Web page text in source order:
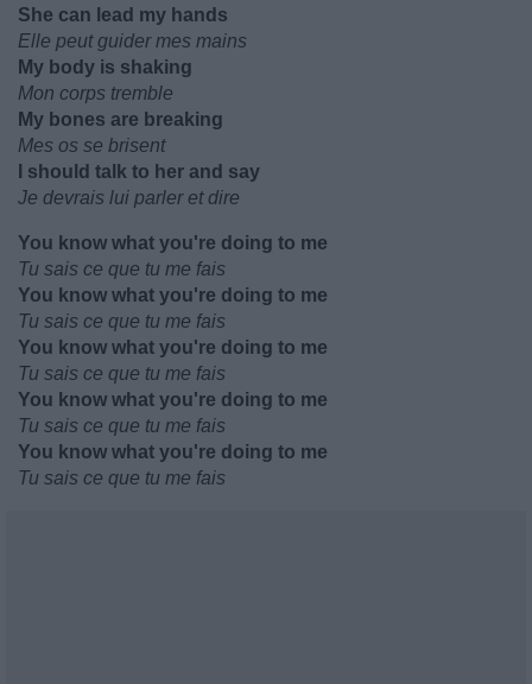
She can lead my hands
Elle peut guider mes mains
My body is shaking
Mon corps tremble
My bones are breaking
Mes os se brisent
I should talk to her and say
Je devrais lui parler et dire
You know what you're doing to me
Tu sais ce que tu me fais
You know what you're doing to me
Tu sais ce que tu me fais
You know what you're doing to me
Tu sais ce que tu me fais
You know what you're doing to me
Tu sais ce que tu me fais
You know what you're doing to me
Tu sais ce que tu me fais